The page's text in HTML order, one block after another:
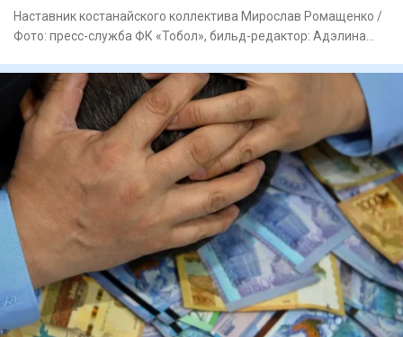
Наставник костанайского коллектива Мирослав Ромащенко /
Фото: пресс-служба ФК «Тобол», бильд-редактор: Адэлина